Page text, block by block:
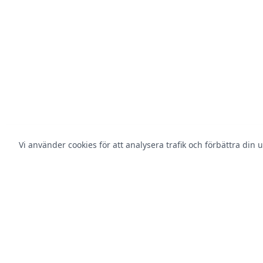
Vi använder cookies för att analysera trafik och förbättra din